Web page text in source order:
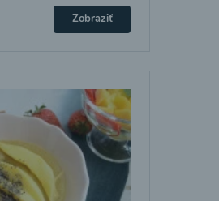
Zobraziť